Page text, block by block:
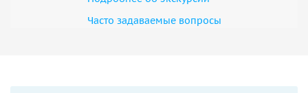
Часто задаваемые вопросы